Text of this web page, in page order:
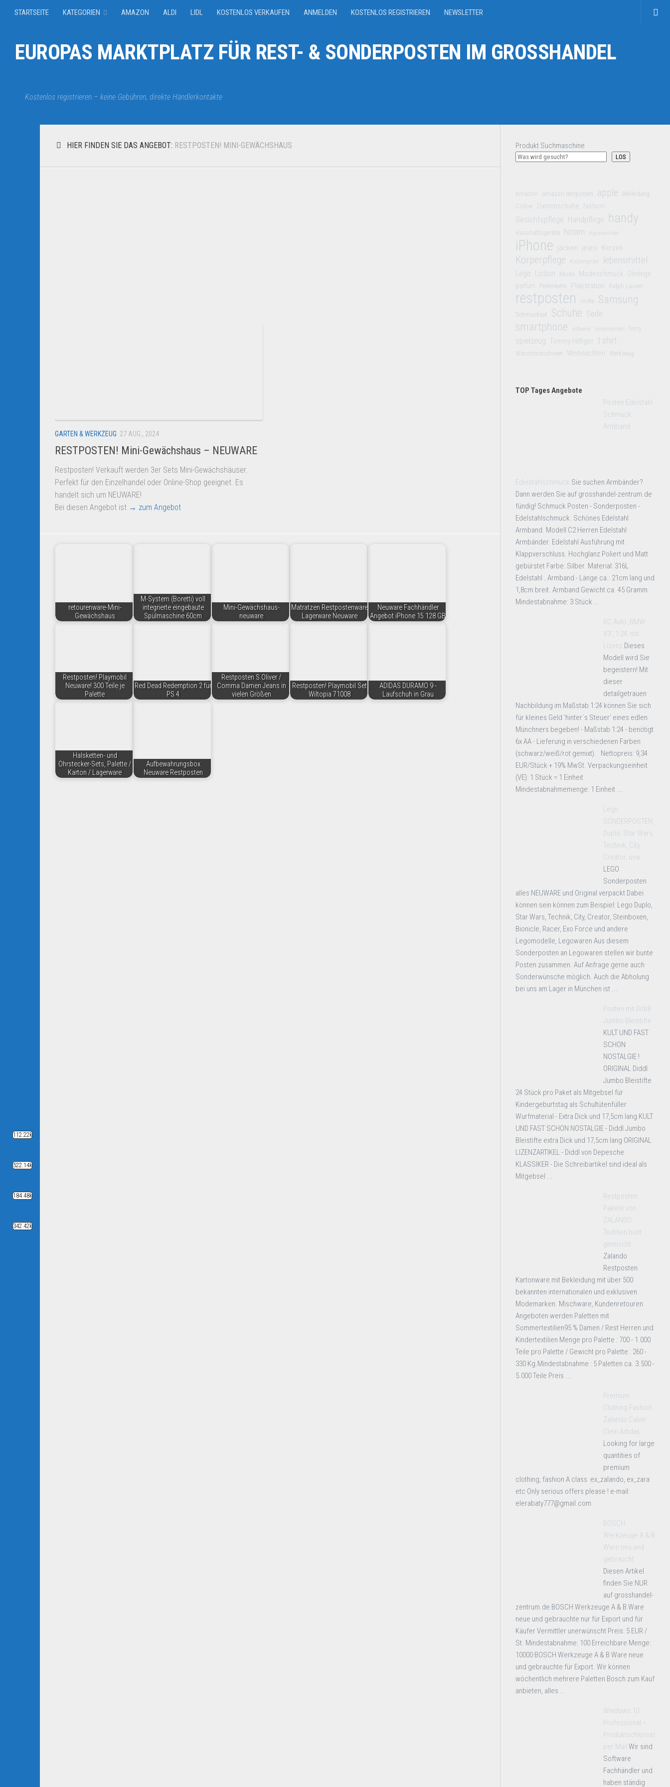
STARTSEITE KATEGORIEN AMAZON ALDI LIDL KOSTENLOS VERKAUFEN ANMELDEN KOSTENLOS REGISTRIEREN NEWSLETTER
EUROPAS MARKTPLATZ FÜR REST- & SONDERPOSTEN IM GROSSHANDEL
Kostenlos registrieren – keine Gebühren, direkte Händlerkontakte
HIER FINDEN SIE DAS ANGEBOT: RESTPOSTEN! MINI-GEWÄCHSHAUS
GARTEN & WERKZEUG 27 AUG., 2024
RESTPOSTEN! Mini-Gewächshaus – NEUWARE
Restposten! Verkauft werden 3er Sets Mini-Gewächshäuser.
Perfekt für den Einzelhandel oder Online-Shop geeignet. Es
handelt sich um NEUWARE!
Bei diesen Angebot ist → zum Angebot
retourenware-Mini-
Gewächshaus
M-System (Boretti) voll
integrierte eingebaute
Spülmaschine 60cm
Mini-Gewächshaus-
neuware
Matratzen Restpostenware
Lagerware Neuware
Neuware Fachhändler
Angebot iPhone 15 128 GB
Restposten! Playmobil
Neuware! 300 Teile je
Palette
Red Dead Redemption 2 für
PS 4
Restposten S.Oliver /
Comma Damen Jeans in
vielen Größen
Restposten! Playmobil Set
Wiltopia 71008
ADIDAS DURAMO 9 -
Laufschuh in Grau
Halsketten- und
Ohrstecker-Sets, Palette /
Karton / Lagerware
Aufbewahrungsbox
Neuware Restposten
Produkt Suchmaschine
LOS
Amazon amazon restposten apple Bekleidung
Collier Damenschuhe fashion
Gesichtspflege Handpflege handy
Haushaltsgeräte hosen Hygieneartikel
iPhone jacken jeans Kerzen
Körperpflege Küchengeräte lebensmittel
Lego Lotion Mode Modeschmuck Ohrringe
parfüm
Perlenkette Playstation Ralph Lauren
restposten röcke Samsung
Schmuckset Schuhe Seife
smartphone software sonderposten Sony
spielzeug Tommy Hilfiger t shirt
Waschmaschinen Weihnachten Werkzeug
TOP Tages Angebote
Posten Edelstahl
Schmuck
Armband
Edelstahlschmuck Sie suchen Armbänder?
Dann werden Sie auf grosshandel-zentrum.de
fündig! Schmuck Posten - Sonderposten -
Edelstahlschmuck. Schönes Edelstahl
Armband. Modell C2 Herren Edelstahl
Armbänder. Edelstahl Ausführung mit
Klappverschluss. Hochglanz Poliert und Matt
gebürstet Farbe: Silber. Material: 316L
Edelstahl . Armband - Länge ca.: 21cm lang und
1,8cm breit. Armband Gewicht ca. 45 Gramm.
Mindestabnahme: 3 Stück ...
RC Auto ‚BMW-
X3‘, 1:24, mit
Lizenz Dieses
Modell wird Sie
begeistern! Mit
dieser
detailgetrauen
Nachbildung im Maßstab 1:24 können Sie sich
für kleines Geld 'hinter´s Steuer' eines edlen
Münchners begeben! - Maßstab 1:24 - benötigt
6x AA - Lieferung in verschiedenen Farben
(schwarz/weiß/rot gemixt). Nettopreis: 9,34
EUR/Stück + 19% MwSt. Verpackungseinheit
(VE): 1 Stück = 1 Einheit
Mindestabnahmemenge: 1 Einheit ...
Lego
SONDERPOSTEN,
Duplo, Star Wars,
Technik, City,
Creator, usw
LEGO
Sonderposten
alles NEUWARE und Original verpackt Dabei
können sein können zum Beispiel: Lego Duplo,
Star Wars, Technik, City, Creator, Steinboxen,
Bionicle, Racer, Exo Force und andere
Legomodelle, Legowaren Aus diesem
Sonderposten an Legowaren stellen wir bunte
Posten zusammen. Auf Anfrage gerne auch
Sonderwünsche möglich. Auch die Abholung
bei uns am Lager in München ist ...
Posten mit Diddl
Jumbo Bleistifte
KULT UND FAST
SCHON
NOSTALGIE !
ORIGINAL Diddl
Jumbo Bleistifte
24 Stück pro Paket als Mitgebsel für
Kindergeburtstag als Schultütenfüller
Wurfmaterial - Extra Dick und 17,5cm lang KULT
UND FAST SCHON NOSTALGIE - Diddl Jumbo
Bleistifte extra Dick und 17,5cm lang ORIGINAL
LIZENZARTIKEL - Diddl von Depesche
KLASSIKER - Die Schreibartikel sind ideal als
Mitgebsel ...
Restposten
Pakete von
ZALANDO
Textilien bunt
gemischt
Zalando
Restposten
Kartonware mit Bekleidung mit über 500
bekannten internationalen und exklusiven
Modemarken. Mischware, Kundenretouren
Angeboten werden Paletten mit
Sommertextilien95 % Damen / Rest Herren und
Kindertextilien Menge pro Palette : 700 - 1.000
Teile pro Palette / Gewicht pro Palette : 260 -
330 Kg.Mindestabnahme : 5 Paletten ca. 3.500 -
5.000 Teile Preis ...
Premium
Clothing Fashion
Zalando Calvin
Clein Adidas
Looking for large
quantities of
premium
clothing, fashion A class ex_zalando, ex_zara
etc Only serious offers please ! e-mail:
elerabaty777@gmail.com
BOSCH
Werkzeuge A & B
Ware neu und
gebraucht
Diesen Artikel
finden Sie NUR
auf grosshandel-
zentrum.de BOSCH Werkzeuge A & B Ware
neue und gebrauchte nur für Export und für
Käufer Vermittler unerwünscht Preis: 5 EUR /
St. Mindestabnahme: 100 Erreichbare Menge:
10000 BOSCH Werkzeuge A & B Ware neue
und gebrauchte für Export. Wir können
wöchentlich mehrere Paletten Bosch zum Kauf
anbieten, alles ...
Windows 10
Professional –
Produktschlüssel
per Mail Wir sind
Software
Fachhändler und
haben ständig
112.22k
522.14k
184.48k
342.42k